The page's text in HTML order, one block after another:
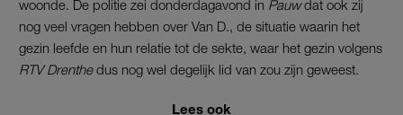
woonde. De politie zei donderdagavond in Pauwdat ook zij
nog veel vragen hebben over Van D., de situatie waarin het
gezin leefde en hun relatie tot de sekte, waar het gezin volgens
RTV Drenthedus nog wel degelijk lid van zou zijn geweest.
Lees ook